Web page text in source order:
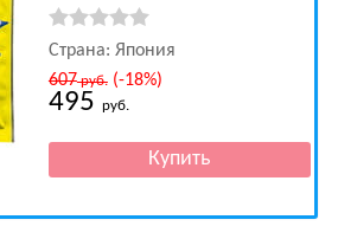
Страна: Япония
607руб.(-18%)
495 руб.